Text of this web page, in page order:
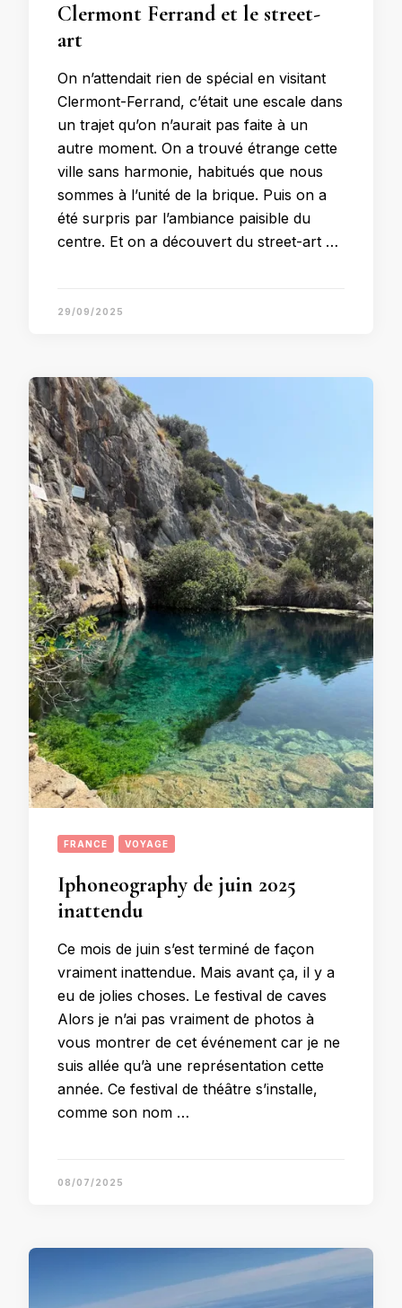
Clermont Ferrand et le street-
art
On n’attendait rien de spécial en visitant
Clermont-Ferrand, c’était une escale dans
un trajet qu’on n’aurait pas faite à un
autre moment. On a trouvé étrange cette
ville sans harmonie, habitués que nous
sommes à l’unité de la brique. Puis on a
été surpris par l’ambiance paisible du
centre. Et on a découvert du street-art …
29/09/2025
FRANCE VOYAGE
Iphoneography de juin 2025
inattendu
Ce mois de juin s’est terminé de façon
vraiment inattendue. Mais avant ça, il y a
eu de jolies choses. Le festival de caves
Alors je n’ai pas vraiment de photos à
vous montrer de cet événement car je ne
suis allée qu’à une représentation cette
année. Ce festival de théâtre s’installe,
comme son nom …
08/07/2025